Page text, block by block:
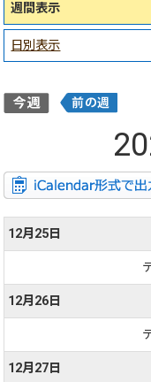
週間表示
日別表示
12月25日
12月26日
12月27日